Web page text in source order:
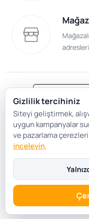
Tedarikçi firmaların
internette başta olmak
olumlu bir şekilde
bizim bu konudaki
değerlendirmelisiniz.
Astra Hyedek parça bu
kargo imkânı ile bu
Satış
Gizlilik
Gizlilik tercihiniz
Siteyi geliştirmek,
uygun kampanyalar
ve pazarlama
inceleyin.